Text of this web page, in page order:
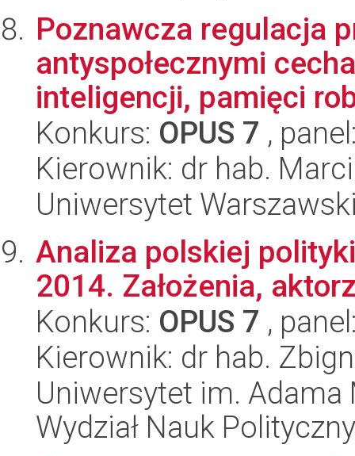
Poznawcza regulacja
antyspołecznymi
inteligencji, pamięci
Konkurs: OPUS 7 ,
Kierownik: dr hab.
Uniwersytet
Analiza polskiej
2014. Założenia,
Konkurs: OPUS 7 ,
Kierownik: dr hab.
Uniwersytet im.
Wydział Nauk